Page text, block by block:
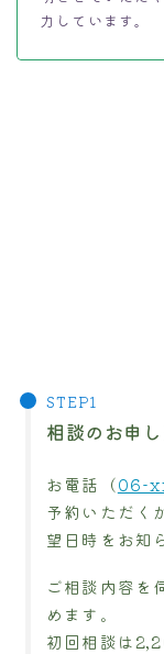
力しています。
相談のお申
お電話（06-
予約いただく
望日時をお知
ご相談内容を
めます。
初回相談は